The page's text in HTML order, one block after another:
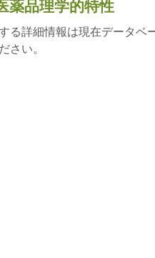
薬品理学的特性
る詳細情報は現在データベ
さい。